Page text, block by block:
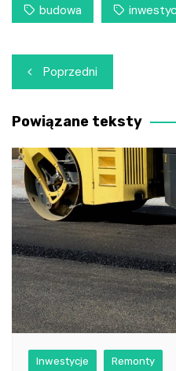
budowa
Nawigacja
wpisu
Poprzedni
Powiązane teksty
Inwestycje Remonty